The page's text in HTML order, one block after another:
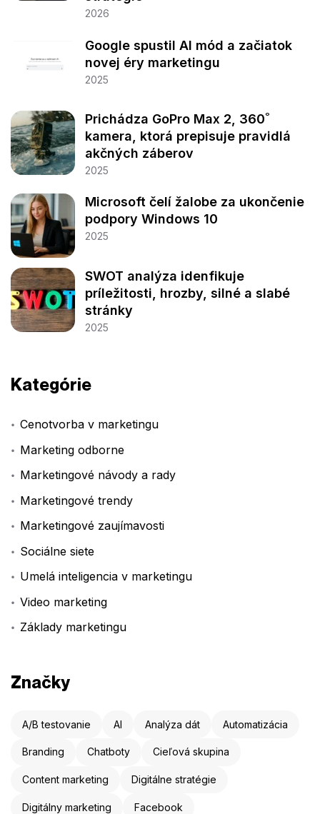
2026
Google spustil AI mód a začiatok
novej éry marketingu
2025
Prichádza GoPro Max 2, 360˚
kamera, ktorá prepisuje pravidlá
akčných záberov
2025
Microsoft čelí žalobe za ukončenie
podpory Windows 10
2025
SWOT analýza idenfikuje
príležitosti, hrozby, silné a slabé
stránky
2025
Kategórie
Cenotvorba v marketingu
Marketing odborne
Marketingové návody a rady
Marketingové trendy
Marketingové zaujímavosti
Sociálne siete
Umelá inteligencia v marketingu
Video marketing
Základy marketingu
Značky
A/B testovanie AI Analýza dát Automatizácia
Branding Chatboty Cieľová skupina
Content marketing Digitálne stratégie
Digitálny marketing Facebook